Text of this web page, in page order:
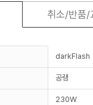
취소/반품/
darkFlash
공랭
230W